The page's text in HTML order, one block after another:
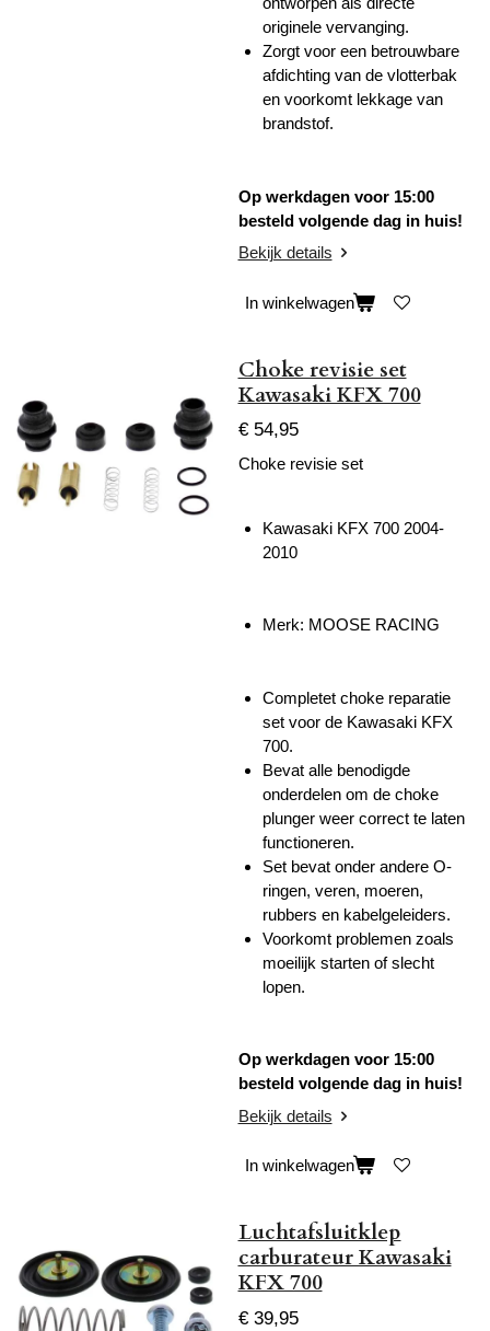
originele vervanging.
Zorgt voor een betrouwbare
afdichting van de vlotterbak
en voorkomt lekkage van
brandstof.
Op werkdagen voor 15:00
besteld volgende dag in huis!
Bekijk details
In winkelwagen
Choke revisie set
Kawasaki KFX 700
€ 54,95
Choke revisie set
Kawasaki KFX 700 2004-
2010
Merk: MOOSE RACING
Completet choke reparatie
set voor de Kawasaki KFX
700.
Bevat alle benodigde
onderdelen om de choke
plunger weer correct te laten
functioneren.
Set bevat onder andere O-
ringen, veren, moeren,
rubbers en kabelgeleiders.
Voorkomt problemen zoals
moeilijk starten of slecht
lopen.
Op werkdagen voor 15:00
besteld volgende dag in huis!
Bekijk details
In winkelwagen
Luchtafsluitklep
carburateur Kawasaki
KFX 700
€ 39,95